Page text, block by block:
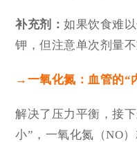
补充剂：如果饮食难
钾 ，但注意单次剂量
→ 一氧化氮：血管的“
解决了压力平衡，接
小”，一氧化氮（NO